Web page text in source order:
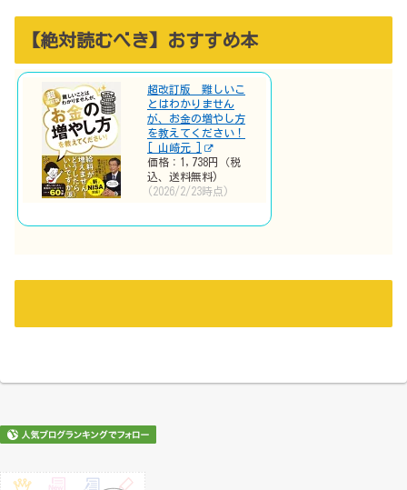
【絶対読むべき】おすすめ本
超改訂版 難しいこ
とはわかりません
が、お金の増やし方
を教えてください！
[ 山崎元 ]
価格：1,738円（税
込、送料無料)
(2026/2/23時点)